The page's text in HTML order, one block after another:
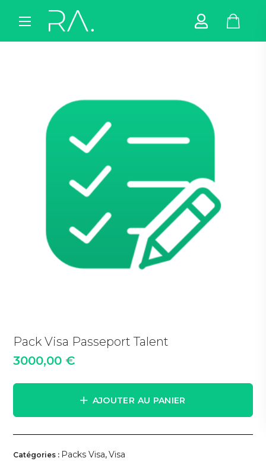
Pack Visa Passeport Talent
3000,00 €
AJOUTER AU PANIER
Catégories : Packs Visa,Visa